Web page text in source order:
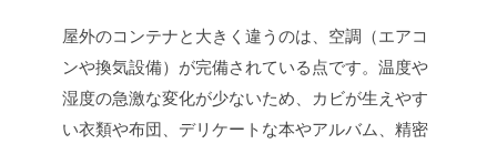
屋外のコンテナと大きく違うのは、空調（エアコ
ンや換気設備）が完備されている点です。温度や
湿度の急激な変化が少ないため、カビが生えやす
い衣類や布団、デリケートな本やアルバム、精密